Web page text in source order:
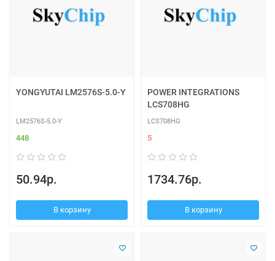
YONGYUTAI LM2576S-5.0-Y
LM2576S-5.0-Y
448
50.94р.
В корзину
POWER INTEGRATIONS
LCS708HG
LCS708HG
5
1734.76р.
В корзину